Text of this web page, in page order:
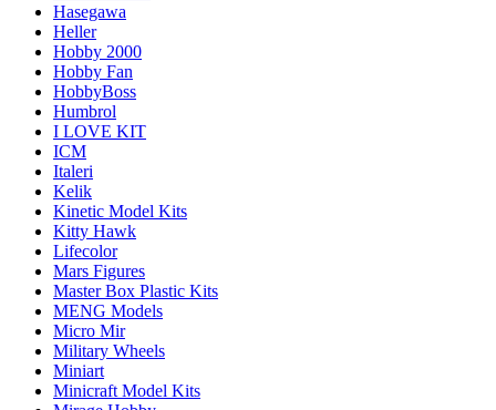
Hasegawa
Heller
Hobby 2000
Hobby Fan
HobbyBoss
Humbrol
I LOVE KIT
ICM
Italeri
Kelik
Kinetic Model Kits
Kitty Hawk
Lifecolor
Mars Figures
Master Box Plastic Kits
MENG Models
Micro Mir
Military Wheels
Miniart
Minicraft Model Kits